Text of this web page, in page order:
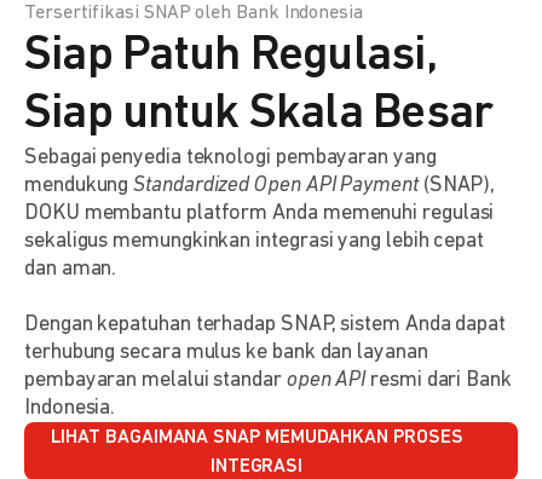
Tersertifikasi SNAP oleh Bank Indonesia
Siap Patuh Regulasi,
Siap untuk Skala Besar
Sebagai penyedia teknologi pembayaran yang
mendukungStandardized Open API Payment(SNAP),
DOKU membantu platform Anda memenuhi regulasi
sekaligus memungkinkan integrasi yang lebih cepat
dan aman.
Dengan kepatuhan terhadap SNAP, sistem Anda dapat
terhubung secara mulus ke bank dan layanan
pembayaran melalui standar open APIresmi dari Bank
Indonesia.
LIHAT BAGAIMANA SNAP MEMUDAHKAN PROSES
INTEGRASI